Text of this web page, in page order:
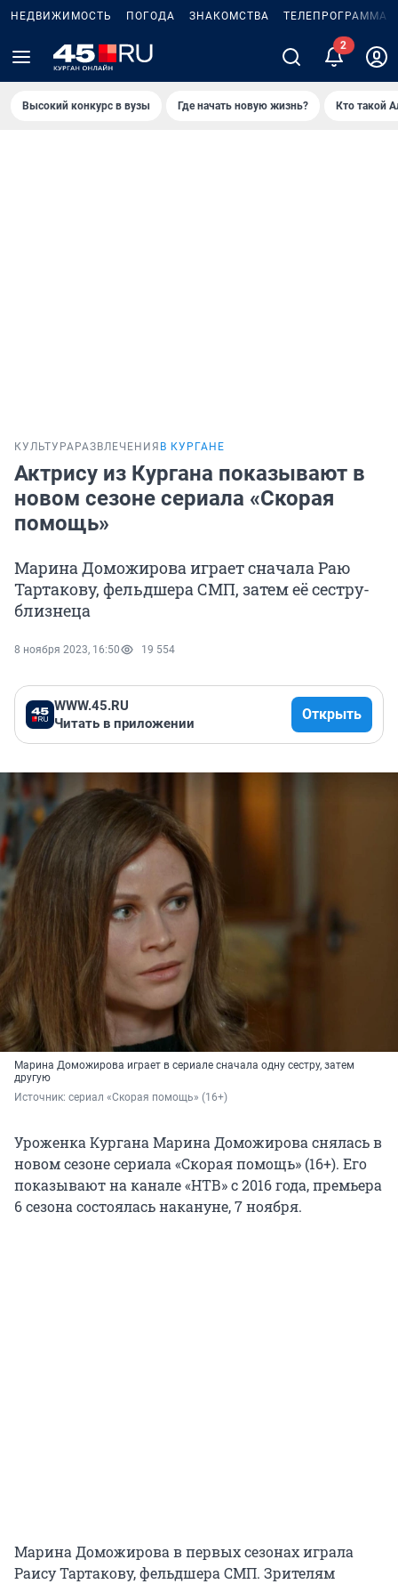
НЕДВИЖИМОСТЬ ПОГОДА ЗНАКОМСТВА ТЕЛЕПРОГРАММА
Высокий конкурс в вузы Где начать новую жизнь? Кто такой
КУЛЬТУРА РАЗВЛЕЧЕНИЯ В КУРГАНЕ
Актрису из Кургана показывают в
новом сезоне сериала «Скорая
помощь»
Марина Доможирова играет сначала Раю
Тартакову, фельдшера СМП, затем её сестру-
близнеца
8 ноября 2023, 16:50 19 554
WWW.45.RU
Читать в приложении
Открыть
Марина Доможирова играет в сериале сначала одну сестру, затем
другую
Источник: сериал «Скорая помощь» (16+)
Уроженка Кургана Марина Доможирова снялась в
новом сезоне сериала «Скорая помощь» (16+). Его
показывают на канале «НТВ» с 2016 года, премьера
6 сезона состоялась накануне, 7 ноября.
Марина Доможирова в первых сезонах играла
Раису Тартакову, фельдшера СМП. Зрителям